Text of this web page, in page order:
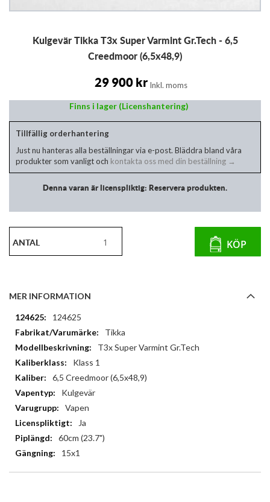
Kulgevär Tikka T3x Super Varmint Gr.Tech - 6,5
Creedmoor (6,5x48,9)
29 900 kr Inkl. moms
Finns i lager (Licenshantering)
Tillfällig orderhantering
Just nu hanteras alla beställningar via e-post. Bläddra bland våra
produkter som vanligt och kontakta oss med din beställning →
Denna varan är licenspliktig: Reservera produkten.
ANTAL KÖP
MER INFORMATION
Mer
information
124625
Tikka
T3x Super Varmint Gr.Tech
Klass 1
6,5 Creedmoor (6,5x48,9)
Kulgevär
Vapen
Ja
60cm (23.7")
15x1